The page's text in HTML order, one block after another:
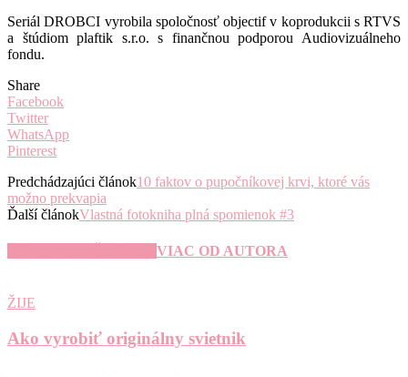
Seriál DROBCI vyrobila spoločnosť objectif v koprodukcii s RTVS
a štúdiom plaftik s.r.o. s finančnou podporou Audiovizuálneho
fondu.
Share
Facebook
Twitter
WhatsApp
Pinterest
Predchádzajúci článok10 faktov o pupočníkovej krvi, ktoré vás
možno prekvapia
Ďalší článokVlastná fotokniha plná spomienok #3
VIAC OD AUTORA
ŽIJE
Ako vyrobiť originálny svietnik